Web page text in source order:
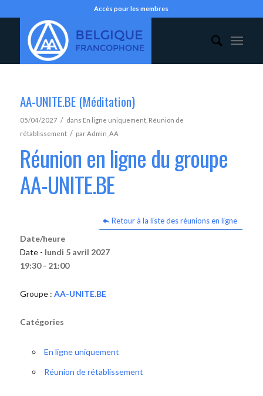
Accès pour les membres
AA-UNITE.BE (Méditation)
05/04/2027 / dans En ligne uniquement, Réunion de
rétablissement / parAdmin_AA
Réunion en ligne du groupe
AA-UNITE.BE
Retour à la liste des réunions en ligne
Date/heure
Date - lundi 5 avril 2027
19:30 - 21:00
Groupe : AA-UNITE.BE
Catégories
En ligne uniquement
Réunion de rétablissement